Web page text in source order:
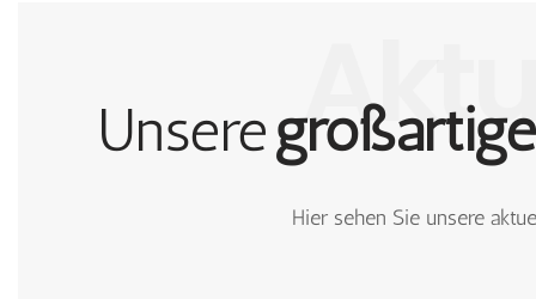
Unsereneuen
Hier sehen Sie unsere